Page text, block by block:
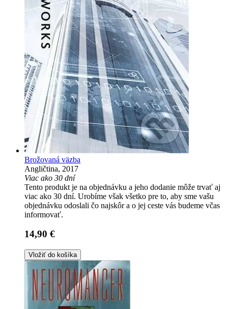
Brožovaná väzba
Angličtina, 2017
Viac ako 30 dní
Tento produkt je na objednávku a jeho dodanie môže trvať aj
viac ako 30 dní. Urobíme však všetko pre to, aby sme vašu
objednávku odoslali čo najskôr a o jej ceste vás budeme včas
informovať.
14,90 €
Vložiť do košíka